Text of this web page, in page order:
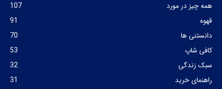
همه چیز در مورد
107
قهوه
91
دانستنی ها
70
کافی شاپ
53
سبک زندگی
32
راهنمای خرید
31